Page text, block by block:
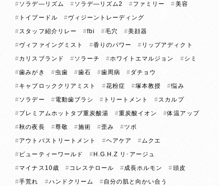
ソラデ―リズム
ソラデ―リズム2 ファミリー
美容
トイプードル
ヴィジーントレーディング
スタッフ紹介リレー
fbi 毛穴
美顔器
ヴィファイングミスト
香りのパワー
リップアディクト
カリスブランド
ソラーチ ホワイトエマルジョン
シミ
歯みがき
虫歯 歯石 歯周病
ダチョウ
キャブロッククリアミスト
花粉症 塚本教授
悩み
ソラデー
電動歯ブラシ トリートメント
スカルプ
プレミアムホットタブ重炭酸湯
重炭酸イオン
体温アップ
秋の夜長
尊敬 施術 歪み
ツボ
アウトバストリートメント
ヘアケア
ムクエ
ビューティーワールド
H.G.H.Z リ･アージュ
マイナス10歳
コレステロール 成長ホルモン
頭皮
手荒れ
ハンドクリーム
自分の肌と向かい合う